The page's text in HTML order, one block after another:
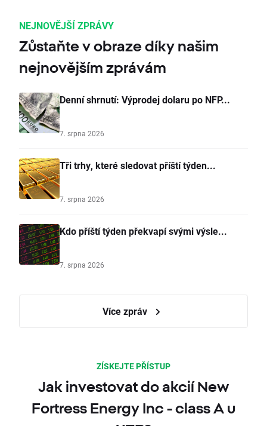
NEJNOVĚJŠÍ ZPRÁVY
Zůstaňte v obraze díky našim
nejnovějším zprávám
Denní shrnutí: Výprodej dolaru po NFP...
7. srpna 2026
Tři trhy, které sledovat příští týden...
7. srpna 2026
Kdo příští týden překvapí svými výsle...
7. srpna 2026
Více zpráv
ZÍSKEJTE PŘÍSTUP
Jak investovat do akcií New
Fortress Energy Inc - class A u